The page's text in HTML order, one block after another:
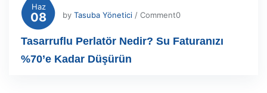
Haz
08 by Tasuba Yönetici / Comment0
Tasarruflu Perlatör Nedir? Su Faturanızı
%70’e Kadar Düşürün